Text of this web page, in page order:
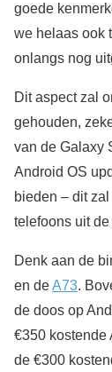
goede
we helaas ook
onlangs nog
Dit aspect zal
gehouden,
van de Galaxy
Android OS
bieden – dit
telefoons uit de
Denk aan de
en deA73.
de doos op
€350 kostende
de €300